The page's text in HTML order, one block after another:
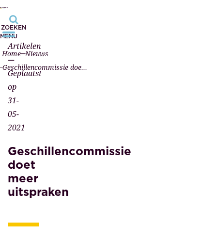
ZOEKEN
MENU
Home Nieuws
Geschillencommissie doet meer uitspraken
Artikelen
—
Geplaatst
op
31-
05-
2021
Geschillencommissie
doet
meer
uitspraken